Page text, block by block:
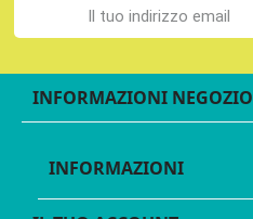
INFORMAZIONI NEGOZIO
INFORMAZIONI